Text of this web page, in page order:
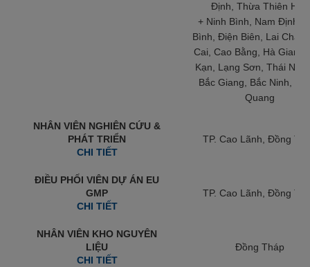
Định, Thừa Thiên Huế
+ Ninh Bình, Nam Định,
Bình, Điện Biên, Lai
Cai, Cao Bằng, Hà Giang,
Kạn, Lạng Sơn, Thái
Bắc Giang, Bắc Ninh,
Quang
NHÂN VIÊN NGHIÊN CỨU &
PHÁT TRIỂN
CHI TIẾT
TP. Cao Lãnh, Đồng
ĐIỀU PHỐI VIÊN DỰ ÁN EU
GMP
CHI TIẾT
TP. Cao Lãnh, Đồng
NHÂN VIÊN KHO NGUYÊN
LIỆU
CHI TIẾT
Đồng Tháp